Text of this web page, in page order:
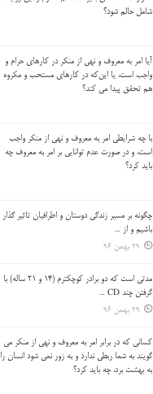
شامل حالم شود؟
آيا امر به معروف و نهي از منكر در كارهاي حرام و
واجب است، يا اين‌كه در كارهاي مستحب و مكروه
هم تحقق پيدا مي كند؟
با چه شرايطي امر به معروف و نهي از منکر واجب
است، و در صورت عدم توانايي بر امر به معروف چه
بايد کرد؟
چگونه بر مسير زندگي دوستان و اطرافيان تاثير گذار
باشيم و از …
29 بهمن 96
مدتي است كه دو برادر كوچكترم (14 و 21 ساله) با
گرفتن چند CD …
29 بهمن 96
كساني كه در برابر امر به معروف و نهي از منكر مي
گويند به شما ربطي ندارد و به زور نمي شود انسان را
به بهشت برد، چه بايد كرد؟